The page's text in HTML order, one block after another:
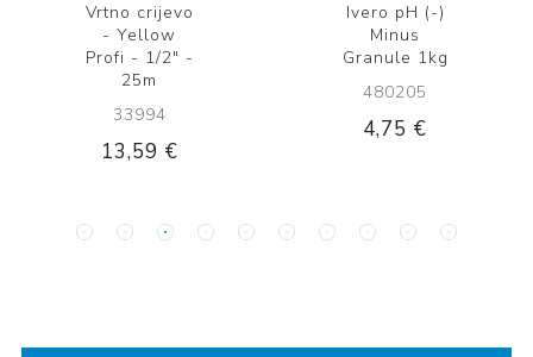
Vrtno crijevo
- Yellow
Profi - 1/2" -
25m
33994
13,59 €
Ivero pH (-)
Minus
Granule 1kg
480205
4,75 €